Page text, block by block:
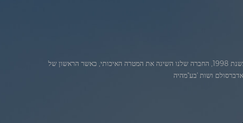
ג'אדברנוסדה בחודש יולי 1986. 1986. במהלךהשנים הראשונות של הקיום, החברה שלנו מתקדמת חדשנות טכנולוגית ופיתוח עסק תוכנית. בשנת 1998, החברה שלנו השיגה את המטרה האיכותי, כאשר הראשון של